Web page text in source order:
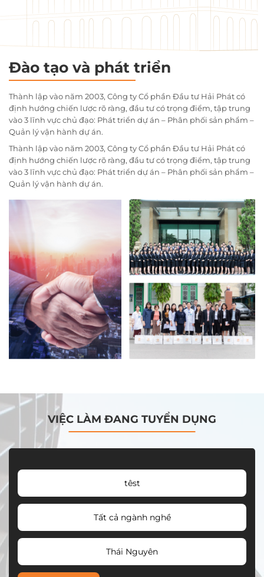
Đào tạo và phát triển
Thành lập vào năm 2003, Công ty Cổ phần Đầu tư Hải Phát có
định hướng chiến lược rõ ràng, đầu tư có trọng điểm, tập trung
vào 3 lĩnh vực chủ đạo: Phát triển dự án – Phân phối sản phẩm –
Quản lý vận hành dự án.
Thành lập vào năm 2003, Công ty Cổ phần Đầu tư Hải Phát có
định hướng chiến lược rõ ràng, đầu tư có trọng điểm, tập trung
vào 3 lĩnh vực chủ đạo: Phát triển dự án – Phân phối sản phẩm –
Quản lý vận hành dự án.
VIỆC LÀM ĐANG TUYỂN DỤNG
têst
Tất cả ngành nghề
Thái Nguyên